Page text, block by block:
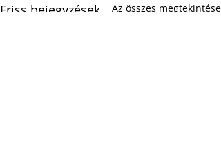
Friss bejegyzések Az összes megtekintése